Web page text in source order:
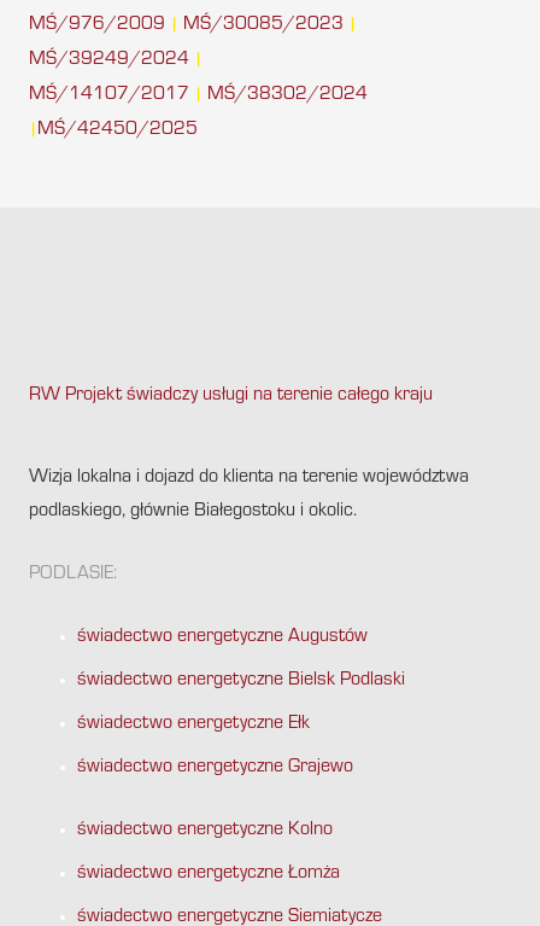
MŚ/976/2009 MŚ/30085/2023
MŚ/39249/2024
MŚ/14107/2017 MŚ/38302/2024
MŚ/42450/2025
RW Projekt świadczy usługi na terenie całego kraju
Wizja lokalna i dojazd do klienta na terenie województwa
podlaskiego, głównie Białegostoku i okolic.
PODLASIE:
świadectwo energetyczne Augustów
świadectwo energetyczne Bielsk Podlaski
świadectwo energetyczne Ełk
świadectwo energetyczne Grajewo
świadectwo energetyczne Kolno
świadectwo energetyczne Łomża
świadectwo energetyczne Siemiatycze